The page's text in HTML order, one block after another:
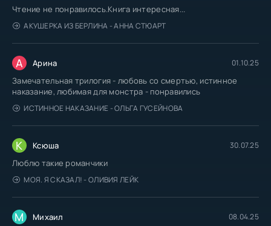
Чтение не понравилось.Книга интересная...
АКУШЕРКА ИЗ БЕРЛИНА - АННА СТЮАРТ
А Арина 01.10.25
Замечательная трилогия - любовь со смертью, истинное
наказание, любимая для монстра - понравились
ИСТИННОЕ НАКАЗАНИЕ - ОЛЬГА ГУСЕЙНОВА
К Ксюша 30.07.25
Люблю такие романчики
МОЯ. Я СКАЗАЛ! - ОЛИВИЯ ЛЕЙК
М Михаил 08.04.25